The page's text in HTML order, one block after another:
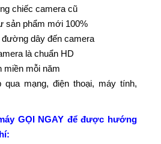
chiếc camera cũ
sản phẩm mới 100%
dây đến camera
là chuẩn HD
miền mỗi năm
mạng, điện thoại, máy tính,
GỌI NGAY để được hướng